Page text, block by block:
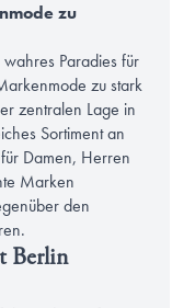
zu
wahres Paradies für
zu stark
zentralen Lage in
Sortiment an
Damen, Herren
Marken
den
Berlin